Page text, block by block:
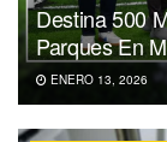
Destina 500
Parques En
ENERO 13, 2026